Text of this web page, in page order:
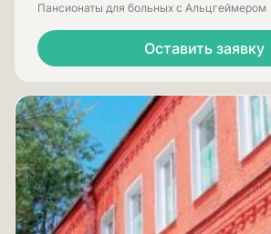
Пансионаты для больных с Альцгеймером
Оставить заявку